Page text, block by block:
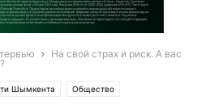
На свой страх и риск. А вас
Шымкента Общество